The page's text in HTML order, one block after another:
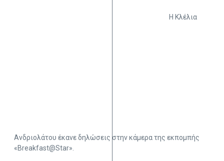
Η Κλέλια
Ανδριολάτου έκανε δηλώσεις στην κάμερα της εκπομπής
«Breakfast@Star».